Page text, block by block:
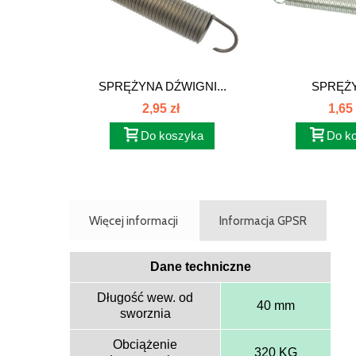
SPRĘŻYNA DŹWIGNI...
2,95 zł
Do koszyka
1,65
Do
Więcej informacji Informacja GPSR
Dane techniczne
Długość wew. od
sworznia
40 mm
Obciążenie
320 KG